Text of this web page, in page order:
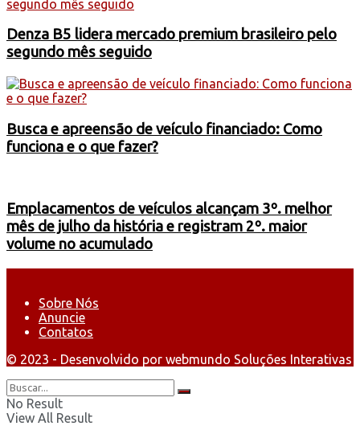
Denza B5 lidera mercado premium brasileiro pelo
segundo mês seguido
Busca e apreensão de veículo financiado: Como
funciona e o que fazer?
Emplacamentos de veículos alcançam 3º. melhor
mês de julho da história e registram 2º. maior
volume no acumulado
Sobre Nós
Anuncie
Contatos
© 2023 - Desenvolvido por webmundo Soluções Interativas
No Result
View All Result